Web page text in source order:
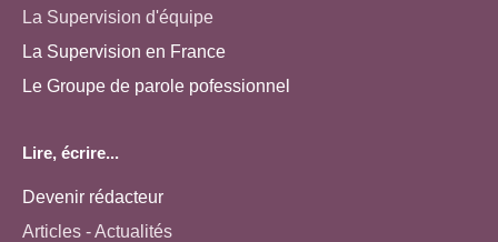
La Supervision d'équipe
La Supervision en France
Le Groupe de parole pofessionnel
Lire, écrire...
Devenir rédacteur
Articles - Actualités